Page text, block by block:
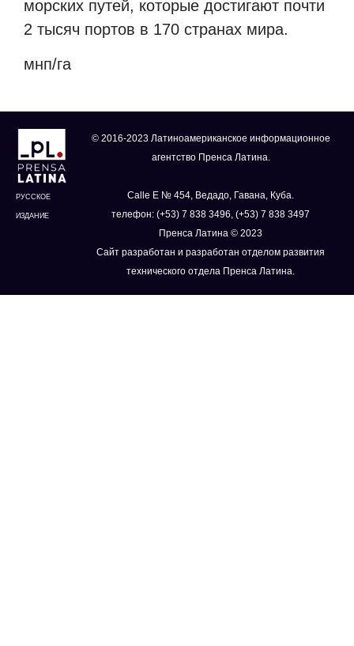
морских путей, которые достигают почти
2 тысяч портов в 170 странах мира.
мнп/га
РУССКОЕ
ИЗДАНИЕ
© 2016-2023 Латиноамериканское информационное
агентство Пренса Латина.
Calle E № 454, Ведадо, Гавана, Куба.
телефон: (+53) 7 838 3496, (+53) 7 838 3497
Пренса Латина © 2023
Сайт разработан и разработан отделом развития
технического отдела Пренса Латина.